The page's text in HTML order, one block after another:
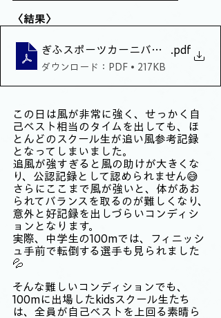
〈結果〉
ぎふスポーツカーニバル〈結果〉
.pdf
ダウンロード：PDF • 217KB
この日は風が非常に強く、せっかく自
己ベスト相当のタイムを出しても、ほ
とんどのスクール生が追い風参考記録
となってしまいました。
追風が強すぎると風の助けが大きくな
り、公認記録として認められません😅
さらにここまで風が強いと、体があお
られてバランスを取るのが難しくなり、
意外と好記録を出しづらいコンディシ
ョンとなります。
実際、中学生の100mでは、フィニッシ
ュ手前で転倒する選手も見られました
💦
そんな難しいコンディションでも、
100mに出場したkidsスクール生たち
は、全員が自己ベストを上回る素晴ら